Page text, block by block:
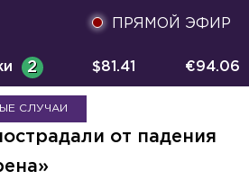
ПРЯМОЙ ЭФИР
2 $81.41 €94.06
СЛУЧАИ
от падения